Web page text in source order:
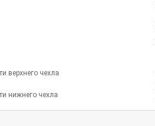
верхнего чехла
нижнего чехла